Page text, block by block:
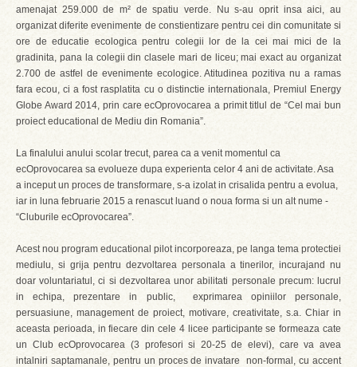
amenajat 259.000 de m² de spatiu verde. Nu s-au oprit insa aici, au
organizat diferite evenimente de constientizare pentru cei din comunitate si
ore de educatie ecologica pentru colegii lor de la cei mai mici de la
gradinita, pana la colegii din clasele mari de liceu; mai exact au organizat
2.700 de astfel de evenimente ecologice. Atitudinea pozitiva nu a ramas
fara ecou, ci a fost rasplatita cu o distinctie internationala, Premiul Energy
Globe Award 2014, prin care ecOprovocarea a primit titlul de “Cel mai bun
proiect educational de Mediu din Romania”.
La finalului anului scolar trecut, parea ca a venit momentul ca
ecOprovocarea sa evolueze dupa experienta celor 4 ani de activitate. Asa
a inceput un proces de transformare, s-a izolat in crisalida pentru a evolua,
iar in luna februarie 2015 a renascut luand o noua forma si un alt nume -
“Cluburile ecOprovocarea”.
Acest nou program educational pilot incorporeaza, pe langa tema protectiei
mediulu, si grija pentru dezvoltarea personala a tinerilor, incurajand nu
doar voluntariatul, ci si dezvoltarea unor abilitati personale precum: lucrul
in echipa, prezentare in public, exprimarea opiniilor personale,
persuasiune, management de proiect, motivare, creativitate, s.a. Chiar in
aceasta perioada, in fiecare din cele 4 licee participante se formeaza cate
un Club ecOprovocarea (3 profesori si 20-25 de elevi), care va avea
intalniri saptamanale, pentru un proces de invatare non-formal, cu accent